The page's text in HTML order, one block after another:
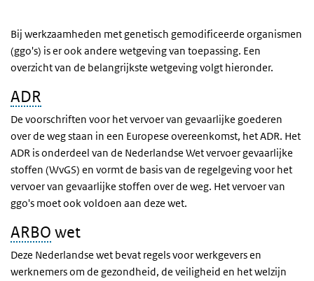
Bij werkzaamheden met genetisch gemodificeerde organismen
(ggo's) is er ook andere wetgeving van toepassing. Een
overzicht van de belangrijkste wetgeving volgt hieronder.
ADR
De voorschriften voor het vervoer van gevaarlijke goederen
over de weg staan in een Europese overeenkomst, het ADR. Het
ADR is onderdeel van de Nederlandse Wet vervoer gevaarlijke
stoffen (WvGS) en vormt de basis van de regelgeving voor het
vervoer van gevaarlijke stoffen over de weg. Het vervoer van
ggo's moet ook voldoen aan deze wet.
ARBO wet
Deze Nederlandse wet bevat regels voor werkgevers en
werknemers om de gezondheid, de veiligheid en het welzijn